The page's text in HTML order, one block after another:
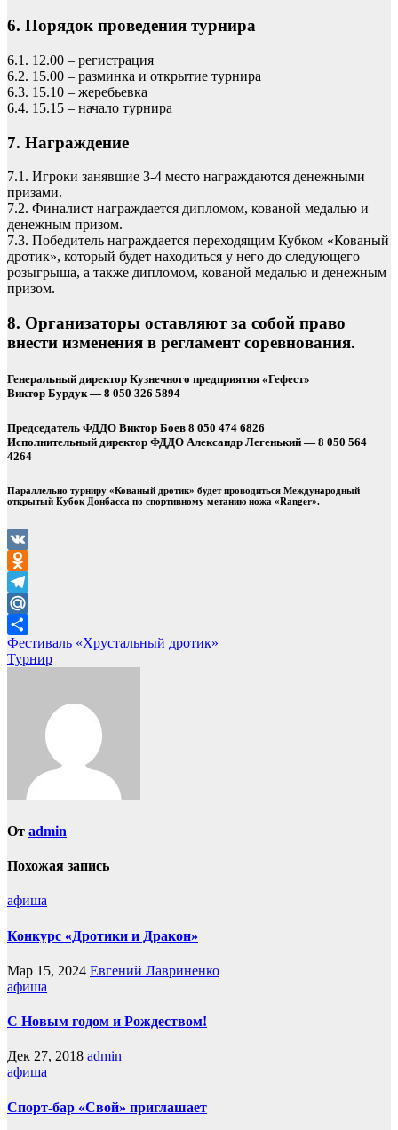
6. Порядок проведения турнира
6.1. 12.00 – регистрация
6.2. 15.00 – разминка и открытие турнира
6.3. 15.10 – жеребьевка
6.4. 15.15 – начало турнира
7. Награждение
7.1. Игроки занявшие 3-4 место награждаются денежными
призами.
7.2. Финалист награждается дипломом, кованой медалью и
денежным призом.
7.3. Победитель награждается переходящим Кубком «Кованый
дротик», который будет находиться у него до следующего
розыгрыша, а также дипломом, кованой медалью и денежным
призом.
8. Организаторы оставляют за собой право
внести изменения в регламент соревнования.
Генеральный директор Кузнечного предприятия «Гефест»
Виктор Бурдук — 8 050 326 5894
Председатель ФДДО Виктор Боев 8 050 474 6826
Исполнительный директор ФДДО Александр Легенький — 8 050 564
4264
Параллельно турниру «Кованый дротик» будет проводиться Международный
открытый Кубок Донбасса по спортивному метанию ножа «Ranger».
VK
Odnoklassniki
Telegram
Mail.Ru
Отправить
Навигация
по
Фестиваль «Хрустальный дротик»
Турнир
От admin
Похожая запись
афиша
Конкурс «Дротики и Дракон»
Мар 15, 2024 Евгений Лавриненко
афиша
С Новым годом и Рождеством!
Дек 27, 2018 admin
афиша
Спорт-бар «Свой» приглашает